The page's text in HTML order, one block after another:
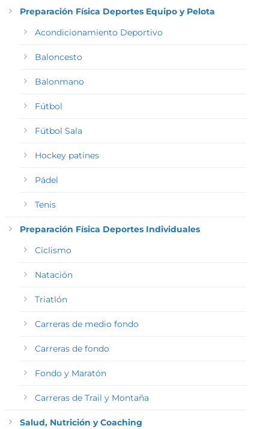
Preparación Física Deportes Equipo y Pelota
Acondicionamiento Deportivo
Baloncesto
Balonmano
Fútbol
Fútbol Sala
Hockey patines
Pádel
Tenis
Preparación Física Deportes Individuales
Ciclismo
Natación
Triatlón
Carreras de medio fondo
Carreras de fondo
Fondo y Maratón
Carreras de Trail y Montaña
Salud, Nutrición y Coaching